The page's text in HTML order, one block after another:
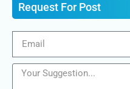
Request For Post